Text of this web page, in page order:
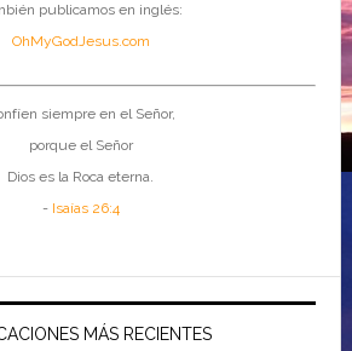
publicamos en inglés:
OhMyGodJesus.com
siempre en el Señor,
porque el Señor
Dios es la Roca eterna.
- Isaías 26:4
MÁS RECIENTES